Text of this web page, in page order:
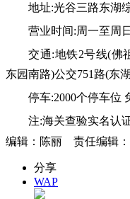
地址:光谷三路东湖
营业时间:周一至周
交通:地铁2号线(佛
东园南路)公交751路(东
停车:2000个停车位
注:海关查验实名认
编辑：陈丽 责任编辑：
分享
WAP